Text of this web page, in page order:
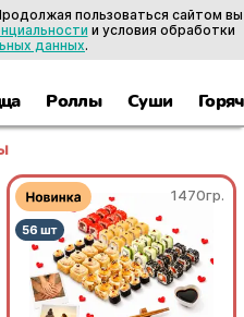
Роллы Суши
1470гр.
пользоваться сайтом вы
и условия обработки
данных.